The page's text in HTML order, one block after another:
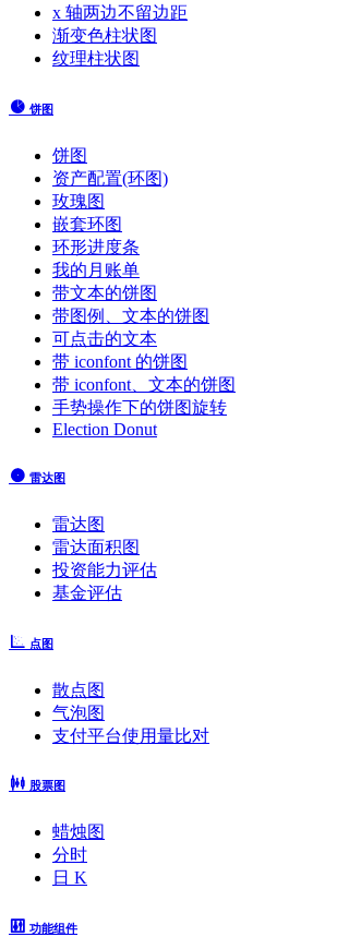
x 轴两边不留边距
渐变色柱状图
纹理柱状图
饼图
饼图
资产配置(环图)
玫瑰图
嵌套环图
环形进度条
我的月账单
带文本的饼图
带图例、文本的饼图
可点击的文本
带 iconfont 的饼图
带 iconfont、文本的饼图
手势操作下的饼图旋转
Election Donut
雷达图
雷达图
雷达面积图
投资能力评估
基金评估
点图
散点图
气泡图
支付平台使用量比对
股票图
蜡烛图
分时
日 K
功能组件